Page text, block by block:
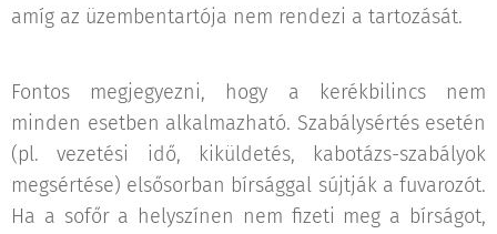
amíg az üzembentartója nem rendezi a tartozását.
Fontos megjegyezni, hogy a kerékbilincs nem
minden esetben alkalmazható. Szabálysértés esetén
(pl. vezetési idő, kiküldetés, kabotázs-szabályok
megsértése) elsősorban bírsággal sújtják a fuvarozót.
Ha a sofőr a helyszínen nem fizeti meg a bírságot,